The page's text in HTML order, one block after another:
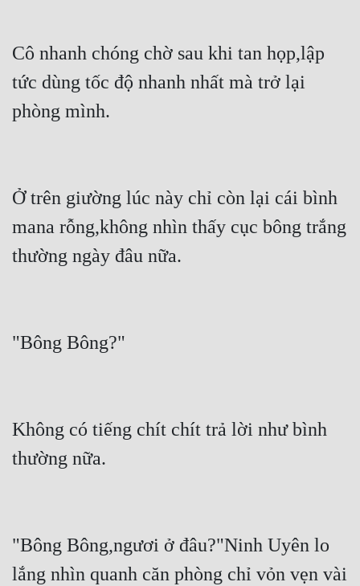
Cô nhanh chóng chờ sau khi tan họp,lập
tức dùng tốc độ nhanh nhất mà trở lại
phòng mình.
Ở trên giường lúc này chỉ còn lại cái bình
mana rỗng,không nhìn thấy cục bông trắng
thường ngày đâu nữa.
"Bông Bông?"
Không có tiếng chít chít trả lời như bình
thường nữa.
"Bông Bông,ngươi ở đâu?"Ninh Uyên lo
lắng nhìn quanh căn phòng chỉ vỏn vẹn vài